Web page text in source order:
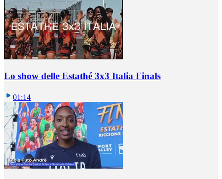
Lo show delle Estathé 3x3 Italia Finals
01:14